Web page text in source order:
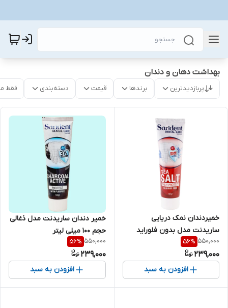
بهداشت دهان و دندان
پربازدیدترین برندها قیمت دسته‌بندی فقط
خمیردندان نمک دریایی
ساریدنت مدل بدون فلوراید
وزن ۱۰۰ گرم
550,000
56%
239,000
افزودن به سبد
خمیر دندان ساریدنت مدل ذغالی
حجم 100 میلی لیتر
550,000
56%
239,000
افزودن به سبد